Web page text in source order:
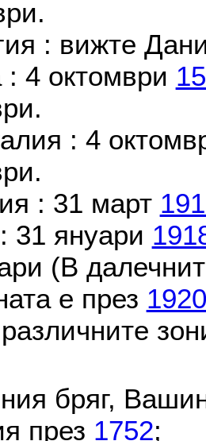
: вижте
4 октомври
: 4
: 31 март
31 януари
(В
е през 1920
бряг,
през 1752;